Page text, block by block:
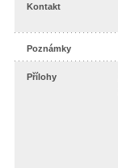
Kontakt
Poznámky
Přílohy